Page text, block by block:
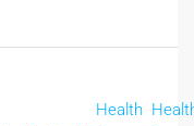
Health